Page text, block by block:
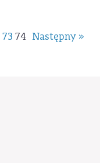
Następny »
73 74